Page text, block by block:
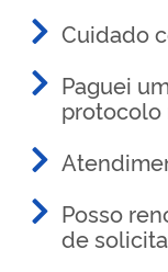
Cuidado
Paguei
protocolo
Posso
de